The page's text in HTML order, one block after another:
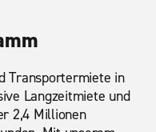
Transportermiete in
Langzeitmiete und
2,4 Millionen